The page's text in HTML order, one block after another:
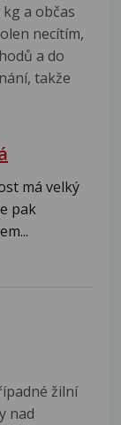
kg a občas
necítím,
a do
takže
má velký
pak
žilní
nad